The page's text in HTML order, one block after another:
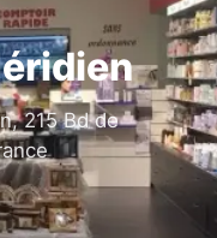
215 Bd de